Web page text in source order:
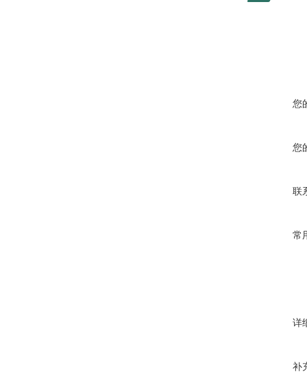
您
您
联
常
详
补